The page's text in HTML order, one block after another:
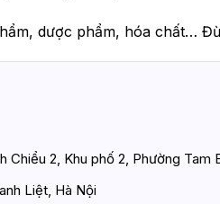
dược phẩm, hóa chất…
Chiểu 2, Khu phố 2, Phường Tam
Liệt, Hà Nội